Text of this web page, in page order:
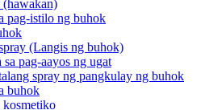
pag-istilo ng buhok
(Langis ng buhok)
sa pag-aayos ng ugat
spray ng pangkulay ng buhok
buhok